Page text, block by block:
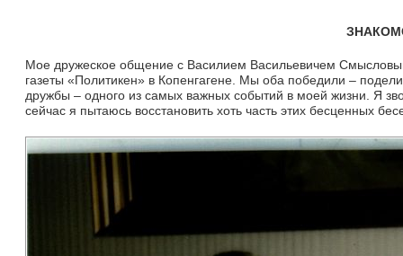
Мое дружеское общение с Василием Васильевичем
газеты «Политикен» в Копенгагене. Мы оба победили –
дружбы – одного из самых важных событий в моей жизни. Я
сейчас я пытаюсь восстановить хоть часть этих бесценных